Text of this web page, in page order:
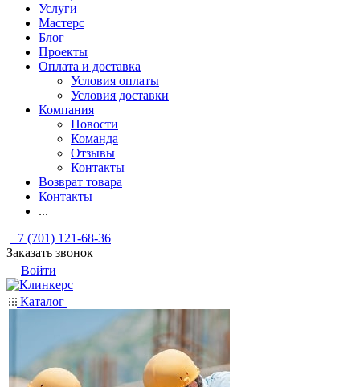
Услуги
Мастерс
Блог
Проекты
Оплата и доставка
Условия оплаты
Условия доставки
Компания
Новости
Команда
Отзывы
Контакты
Возврат товара
Контакты
...
+7 (701) 121-68-36
Заказать звонок
Войти
Каталог